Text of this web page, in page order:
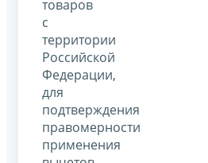
товаров
с
территории
Российской
Федерации,
для
подтверждения
правомерности
применения